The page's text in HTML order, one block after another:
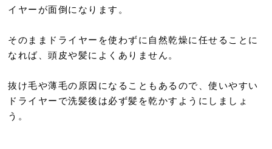
イヤーが面倒になります。
そのままドライヤーを使わずに自然乾燥に任せることに
なれば、頭皮や髪によくありません。
抜け毛や薄毛の原因になることもあるので、使いやすい
ドライヤーで洗髪後は必ず髪を乾かすようにしましょ
う。